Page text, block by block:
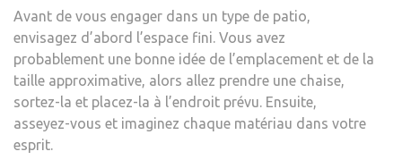
Avant de vous engager dans un type de patio,
envisagez d’abord l’espace fini. Vous avez
probablement une bonne idée de l’emplacement et de la
taille approximative, alors allez prendre une chaise,
sortez-la et placez-la à l’endroit prévu. Ensuite,
asseyez-vous et imaginez chaque matériau dans votre
esprit.